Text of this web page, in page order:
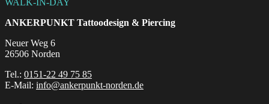
ANKERPUNKT Tattoodesign & Piercing
Neuer Weg 6
26506 Norden
Tel.: 0151-22 49 75 85
E-Mail: info@ankerpunkt-norden.de